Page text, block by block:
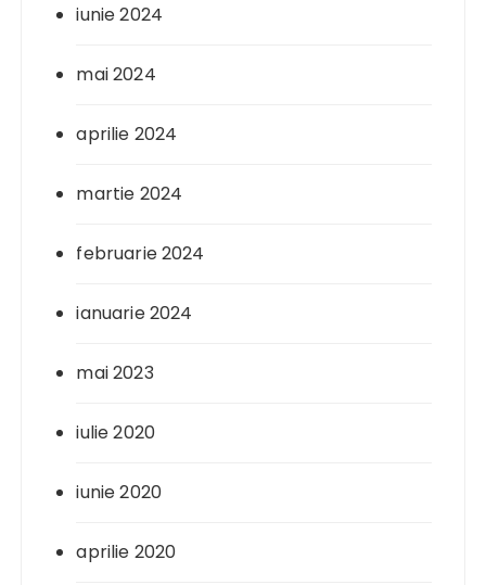
iunie 2024
mai 2024
aprilie 2024
martie 2024
februarie 2024
ianuarie 2024
mai 2023
iulie 2020
iunie 2020
aprilie 2020